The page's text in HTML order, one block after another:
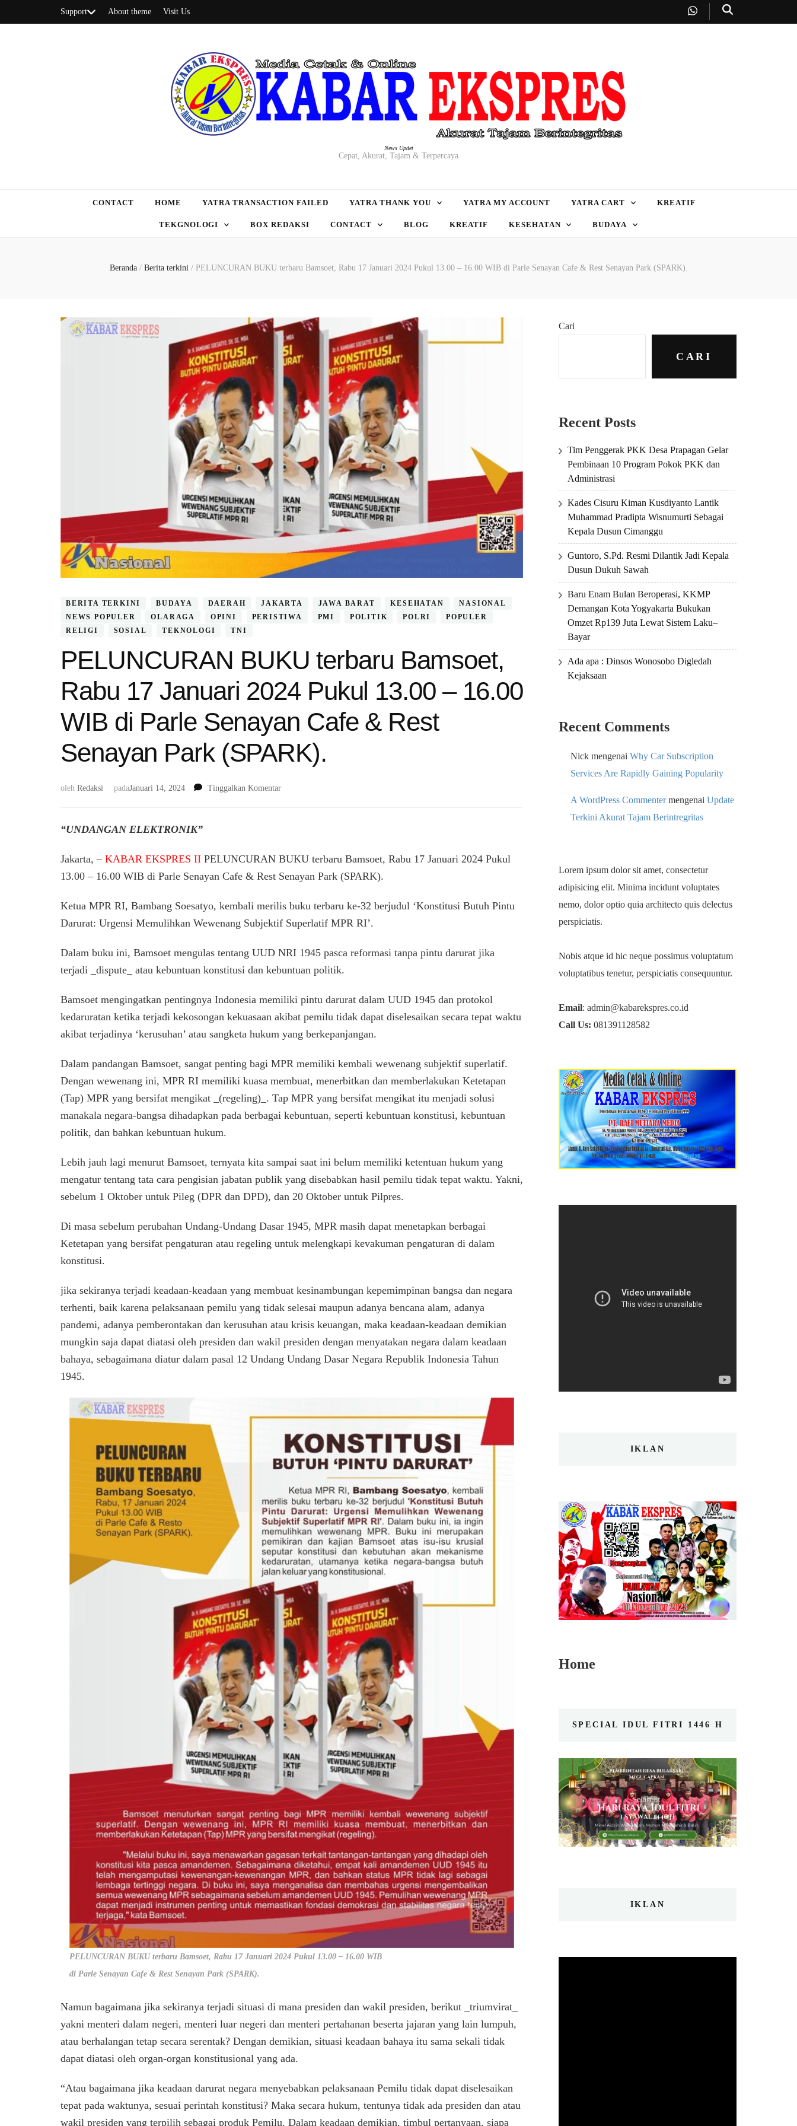
Support About theme Visit Us
News Updet
Cepat, Akurat, Tajam & Terpercaya
CONTACT HOME YATRA TRANSACTION FAILED YATRA THANK YOU YATRA MY ACCOUNT YATRA CART KREATIF
TEKGNOLOGI BOX REDAKSI CONTACT BLOG KREATIF KESEHATAN BUDAYA
Beranda / Berita terkini / PELUNCURAN BUKU terbaru Bamsoet, Rabu 17 Januari 2024 Pukul 13.00 – 16.00 WIB di Parle Senayan Cafe & Rest Senayan Park (SPARK).
BERITA TERKINI BUDAYA DAERAH JAKARTA JAWA BARAT KESEHATAN
NASIONAL
NEWS POPULER
OLARAGA OPINI PERISTIWA PMI POLITIK POLRI
POPULER
RELIGI
SOSIAL TEKNOLOGI TNI
PELUNCURAN BUKU terbaru Bamsoet,
Rabu 17 Januari 2024 Pukul 13.00 – 16.00
WIB di Parle Senayan Cafe & Rest
Senayan Park (SPARK).
oleh Redaksi padaJanuari 14, 2024 Tinggalkan Komentarpada
17
Januari
13.00
–
WIB
Parle
Cafe
&
Senayan
(SPARK).
“UNDANGAN ELEKTRONIK”
Jakarta, – KABAR EKSPRES II PELUNCURAN BUKU terbaru Bamsoet, Rabu 17 Januari 2024 Pukul
13.00 – 16.00 WIB di Parle Senayan Cafe & Rest Senayan Park (SPARK).
Ketua MPR RI, Bambang Soesatyo, kembali merilis buku terbaru ke-32 berjudul ‘Konstitusi Butuh Pintu
Darurat: Urgensi Memulihkan Wewenang Subjektif Superlatif MPR RI’.
Dalam buku ini, Bamsoet mengulas tentang UUD NRI 1945 pasca reformasi tanpa pintu darurat jika
terjadi _dispute_ atau kebuntuan konstitusi dan kebuntuan politik.
Bamsoet mengingatkan pentingnya Indonesia memiliki pintu darurat dalam UUD 1945 dan protokol
kedaruratan ketika terjadi kekosongan kekuasaan akibat pemilu tidak dapat diselesaikan secara tepat waktu
akibat terjadinya ‘kerusuhan’ atau sangketa hukum yang berkepanjangan.
Dalam pandangan Bamsoet, sangat penting bagi MPR memiliki kembali wewenang subjektif superlatif.
Dengan wewenang ini, MPR RI memiliki kuasa membuat, menerbitkan dan memberlakukan Ketetapan
(Tap) MPR yang bersifat mengikat _(regeling)_. Tap MPR yang bersifat mengikat itu menjadi solusi
manakala negara-bangsa dihadapkan pada berbagai kebuntuan, seperti kebuntuan konstitusi, kebuntuan
politik, dan bahkan kebuntuan hukum.
Lebih jauh lagi menurut Bamsoet, ternyata kita sampai saat ini belum memiliki ketentuan hukum yang
mengatur tentang tata cara pengisian jabatan publik yang disebabkan hasil pemilu tidak tepat waktu. Yakni,
sebelum 1 Oktober untuk Pileg (DPR dan DPD), dan 20 Oktober untuk Pilpres.
Di masa sebelum perubahan Undang-Undang Dasar 1945, MPR masih dapat menetapkan berbagai
Ketetapan yang bersifat pengaturan atau regeling untuk melengkapi kevakuman pengaturan di dalam
konstitusi.
jika sekiranya terjadi keadaan-keadaan yang membuat kesinambungan kepemimpinan bangsa dan negara
terhenti, baik karena pelaksanaan pemilu yang tidak selesai maupun adanya bencana alam, adanya
pandemi, adanya pemberontakan dan kerusuhan atau krisis keuangan, maka keadaan-keadaan demikian
mungkin saja dapat diatasi oleh presiden dan wakil presiden dengan menyatakan negara dalam keadaan
bahaya, sebagaimana diatur dalam pasal 12 Undang Undang Dasar Negara Republik Indonesia Tahun
1945.
PELUNCURAN BUKU terbaru Bamsoet, Rabu 17 Januari 2024 Pukul 13.00 – 16.00 WIB
di Parle Senayan Cafe & Rest Senayan Park (SPARK).
Namun bagaimana jika sekiranya terjadi situasi di mana presiden dan wakil presiden, berikut _triumvirat_
yakni menteri dalam negeri, menteri luar negeri dan menteri pertahanan beserta jajaran yang lain lumpuh,
atau berhalangan tetap secara serentak? Dengan demikian, situasi keadaan bahaya itu sama sekali tidak
dapat diatasi oleh organ-organ konstitusional yang ada.
“Atau bagaimana jika keadaan darurat negara menyebabkan pelaksanaan Pemilu tidak dapat diselesaikan
tepat pada waktunya, sesuai perintah konstitusi? Maka secara hukum, tentunya tidak ada presiden dan atau
wakil presiden yang terpilih sebagai produk Pemilu. Dalam keadaan demikian, timbul pertanyaan, siapa
Cari
CARI
Recent Posts
Tim Penggerak PKK Desa Prapagan Gelar
Pembinaan 10 Program Pokok PKK dan
Administrasi
Kades Cisuru Kiman Kusdiyanto Lantik
Muhammad Pradipta Wisnumurti Sebagai
Kepala Dusun Cimanggu
Guntoro, S.Pd. Resmi Dilantik Jadi Kepala
Dusun Dukuh Sawah
Baru Enam Bulan Beroperasi, KKMP
Demangan Kota Yogyakarta Bukukan
Omzet Rp139 Juta Lewat Sistem Laku–
Bayar
Ada apa : Dinsos Wonosobo Digledah
Kejaksaan
Recent Comments
Nick mengenai Why Car Subscription
Services Are Rapidly Gaining Popularity
A WordPress Commentermengenai Update
Terkini Akurat Tajam Berintregritas
Lorem ipsum dolor sit amet, consectetur
adipisicing elit. Minima incidunt voluptates
nemo, dolor optio quia architecto quis delectus
perspiciatis.
Nobis atque id hic neque possimus voluptatum
voluptatibus tenetur, perspiciatis consequuntur.
Email: admin@kabarekspres.co.id
Call Us: 081391128582
IKLAN
Home
SPECIAL IDUL FITRI 1446 H
IKLAN